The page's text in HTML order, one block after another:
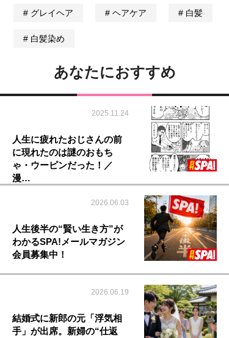
グレイヘア ヘアケア 白髪
白髪染め
あなたにおすすめ
2025.11.24
人生に疲れたおじさんの前
に現れたのは謎のおもち
ゃ・ウーピンだった！／
漫…
2026.06.03
人生後半の“賢い生き方”が
わかるSPA!メールマガジン
会員募集中！
2026.06.19
結婚式に新郎の元「浮気相
手」が出席。新婦の“仕返